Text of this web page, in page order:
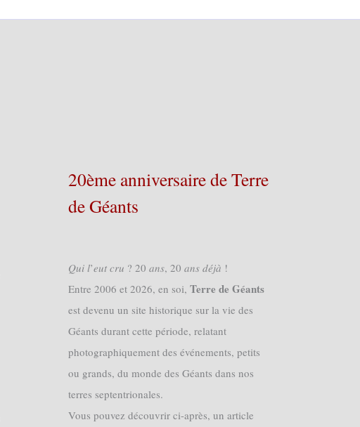
20ème anniversaire de Terre
de Géants
𝑄𝑢𝑖 𝑙’𝑒𝑢𝑡 𝑐𝑟𝑢 ? 20 𝑎𝑛𝑠, 20 𝑎𝑛𝑠 𝑑𝑒́𝑗𝑎̀ !
Entre 2006 et 2026, en soi,Terre de Géants
est devenu un site historique sur la vie des
Géants durant cette période, relatant
photographiquement des événements, petits
ou grands, du monde des Géants dans nos
terres septentrionales.
Vous pouvez découvrir ci-après, un article